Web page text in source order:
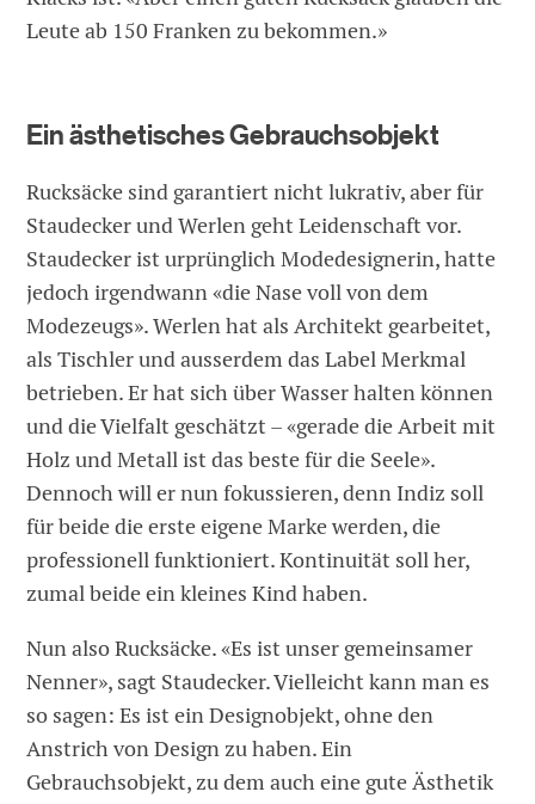
Leute ab 150 Franken zu bekommen.»
Ein ästhetisches Gebrauchsobjekt
Rucksäcke sind garantiert nicht lukrativ, aber für
Staudecker und Werlen geht Leidenschaft vor.
Staudecker ist urprünglich Modedesignerin, hatte
jedoch irgendwann «die Nase voll von dem
Modezeugs». Werlen hat als Architekt gearbeitet,
als Tischler und ausserdem das Label Merkmal
betrieben. Er hat sich über Wasser halten können
und die Vielfalt geschätzt – «gerade die Arbeit mit
Holz und Metall ist das beste für die Seele».
Dennoch will er nun fokussieren, denn Indiz soll
für beide die erste eigene Marke werden, die
professionell funktioniert. Kontinuität soll her,
zumal beide ein kleines Kind haben.
Nun also Rucksäcke. «Es ist unser gemeinsamer
Nenner», sagt Staudecker. Vielleicht kann man es
so sagen: Es ist ein Designobjekt, ohne den
Anstrich von Design zu haben. Ein
Gebrauchsobjekt, zu dem auch eine gute Ästhetik